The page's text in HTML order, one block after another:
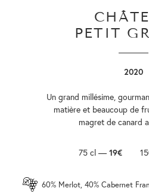
PETIT
2020
Un grand millésime,
matière et beaucoup de
magret de canard
75 cl — 19€
60% Merlot, 40% Cabernet